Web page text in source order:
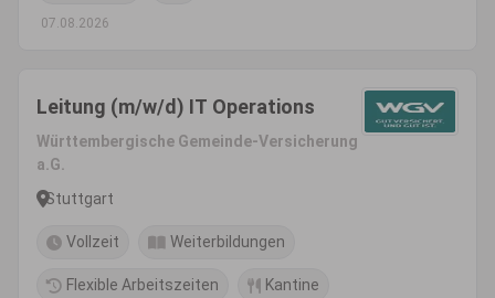
07.08.2026
Leitung (m/w/d) IT Operations
Württembergische Gemeinde-Versicherung
a.G.
Stuttgart
Vollzeit Weiterbildungen
Flexible Arbeitszeiten Kantine